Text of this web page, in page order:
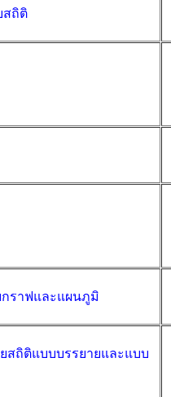
สถิติ
ราฟและแผนภูมิ
สถิติแบบบรรยายและแบบ